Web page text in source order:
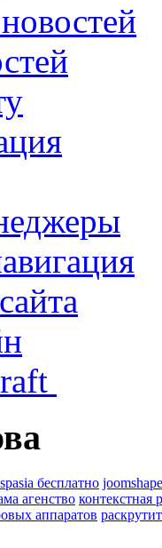
бесплатно
агенство контекстная
аппаратов